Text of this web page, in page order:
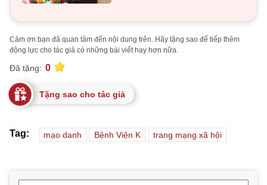
Cảm ơn bạn đã quan tâm đến nội dung trên. Hãy tặng sao để tiếp thêm
động lực cho tác giả có những bài viết hay hơn nữa.
Đã tặng: 0
Tặng sao cho tác giả
Tag: mạo danh Bệnh Viện K trang mạng xã hội